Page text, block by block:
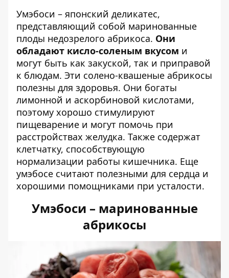
Умэбоси – японский деликатес,
представляющий собой маринованные
плоды недозрелого абрикоса. Они
обладают кисло-соленым вкусом и
могут быть как закуской, так и приправой
к блюдам. Эти солено-квашеные абрикосы
полезны для здоровья. Они богаты
лимонной и аскорбиновой кислотами,
поэтому хорошо стимулируют
пищеварение и могут помочь при
расстройствах желудка. Также содержат
клетчатку, способствующую
нормализации работы кишечника. Еще
умэбосе считают полезными для сердца и
хорошими помощниками при усталости.
Умэбоси – маринованные
абрикосы